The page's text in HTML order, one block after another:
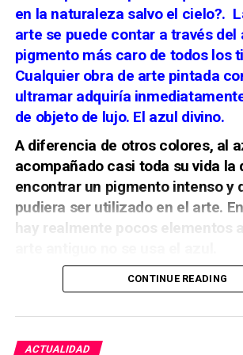
para la música: las cajas de
parroquia matriz de San Juan
Marchena”,Archivo Español de
Manuel Clavijo Andújar,
para la parroquia de San
Frontera”,Laboratorio de Arte
Sevilla, 1991.
Cultural Zegrí reconstruye aquel
cristiano parte por el centro de
representación de las autoridades
desciende desde la Alcazaba. Ambos
encuentran en la plaza de la
escenifica la entrega de las llaves de
en la naturaleza salvo el cielo?.
arte se puede contar a través del
pigmento más caro de todos los
Cualquier obra de arte pintada
ultramar adquiría
de objeto de lujo. El azul divino.
A diferencia de otros colores, al
acompañado casi toda su vida
encontrar un pigmento intenso y
pudiera ser utilizado en el arte.
hay realmente pocos elementos
CONTINUE READING
ACTUALIDAD